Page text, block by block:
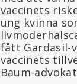
vaccinets
ung kvinna
fått Gardasil-
vaccinets
Baum-